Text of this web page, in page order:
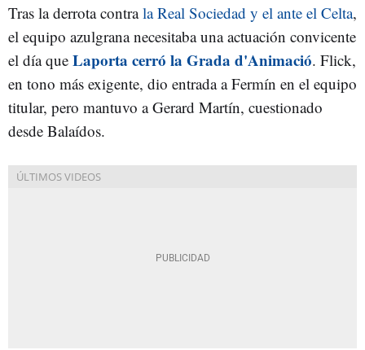
Tras la derrota contrala Real Sociedad y el ante el Celta,
el equipo azulgrana necesitaba una actuación convicente
el día que Laporta cerró la Grada d'Animació. Flick,
en tono más exigente, dio entrada a Fermín en el equipo
titular, pero mantuvo a Gerard Martín, cuestionado
desde Balaídos.